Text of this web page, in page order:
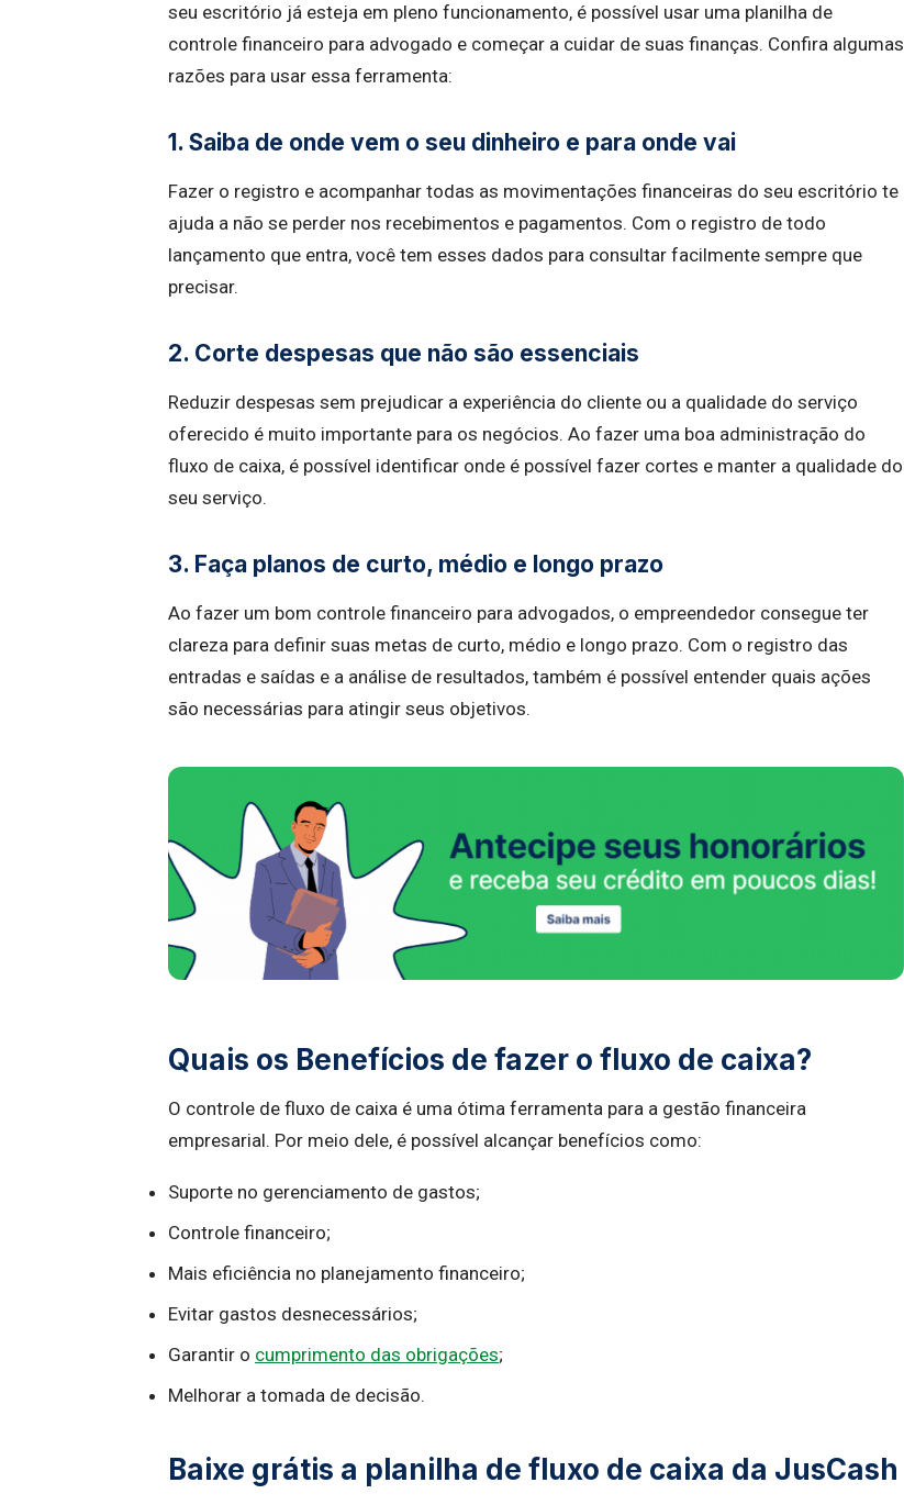
seu escritório já esteja em pleno funcionamento, é possível usar uma planilha de
controle financeiro para advogado e começar a cuidar de suas finanças. Confira algumas
razões para usar essa ferramenta:
1. Saiba de onde vem o seu dinheiro e para onde vai
Fazer o registro e acompanhar todas as movimentações financeiras do seu escritório te
ajuda a não se perder nos recebimentos e pagamentos. Com o registro de todo
lançamento que entra, você tem esses dados para consultar facilmente sempre que
precisar.
2. Corte despesas que não são essenciais
Reduzir despesas sem prejudicar a experiência do cliente ou a qualidade do serviço
oferecido é muito importante para os negócios. Ao fazer uma boa administração do
fluxo de caixa, é possível identificar onde é possível fazer cortes e manter a qualidade do
seu serviço.
3. Faça planos de curto, médio e longo prazo
Ao fazer um bom controle financeiro para advogados, o empreendedor consegue ter
clareza para definir suas metas de curto, médio e longo prazo. Com o registro das
entradas e saídas e a análise de resultados, também é possível entender quais ações
são necessárias para atingir seus objetivos.
Quais os Benefícios de fazer o fluxo de caixa?
O controle de fluxo de caixa é uma ótima ferramenta para a gestão financeira
empresarial. Por meio dele, é possível alcançar benefícios como:
Suporte no gerenciamento de gastos;
Controle financeiro;
Mais eficiência no planejamento financeiro;
Evitar gastos desnecessários;
Garantir o cumprimento das obrigações;
Melhorar a tomada de decisão.
Baixe grátis a planilha de fluxo de caixa da JusCash